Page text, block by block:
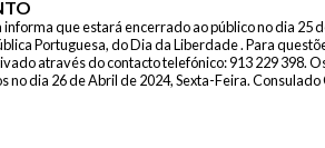
que estará encerrado ao público no dia 25
Portuguesa, do Dia da Liberdade . Para
através do contacto telefónico: 913 229 398.
dia 26 de Abril de 2024, Sexta-Feira.